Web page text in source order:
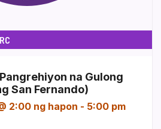
na Gulong
San Fernando)
2:00 ng hapon - 5:00 pm